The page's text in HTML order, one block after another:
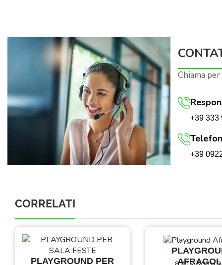
Chiama
+39 333
+39
CORRELATI
PLAYGROUND PER